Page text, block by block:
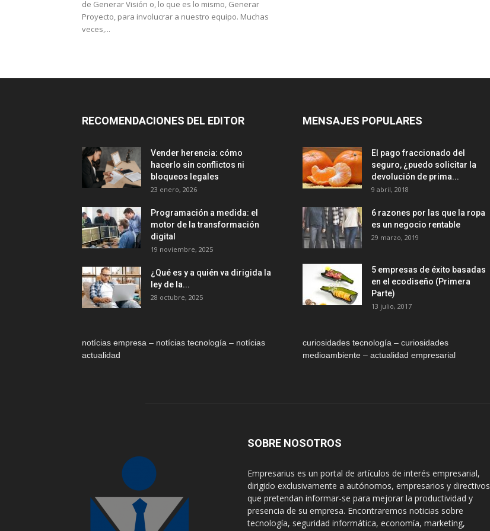
de Generar Visión o, lo que es lo mismo, Generar
Proyecto, para involucrar a nuestro equipo. Muchas
veces,...
RECOMENDACIONES DEL EDITOR
Vender herencia: cómo
hacerlo sin conflictos ni
bloqueos legales
23 enero, 2026
Programación a medida: el
motor de la transformación
digital
19 noviembre, 2025
¿Qué es y a quién va dirigida la
ley de la...
28 octubre, 2025
notícias empresa – notícias tecnología – notícias
actualidad
MENSAJES POPULARES
El pago fraccionado del
seguro, ¿puedo solicitar la
devolución de prima...
9 abril, 2018
6 razones por las que la ropa
es un negocio rentable
29 marzo, 2019
5 empresas de éxito basadas
en el ecodiseño (Primera
Parte)
13 julio, 2017
curiosidades tecnología – curiosidades
medioambiente – actualidad empresarial
SOBRE NOSOTROS
Empresarius es un portal de artículos de interés empresarial,
dirigido exclusivamente a autónomos, empresarios y directivos
que pretendan informar-se para mejorar la productividad y
presencia de su empresa. Encontraremos noticias sobre
tecnología, seguridad informática, economía, marketing,